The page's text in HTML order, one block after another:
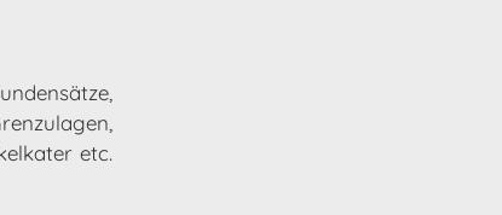
etc.